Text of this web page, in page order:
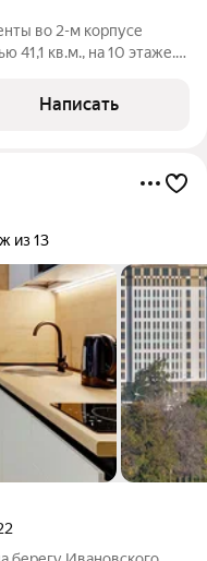
во 2-м корпусе
41,1 кв.м., на 10 этаже.
"WINGS"
Написать
из 13